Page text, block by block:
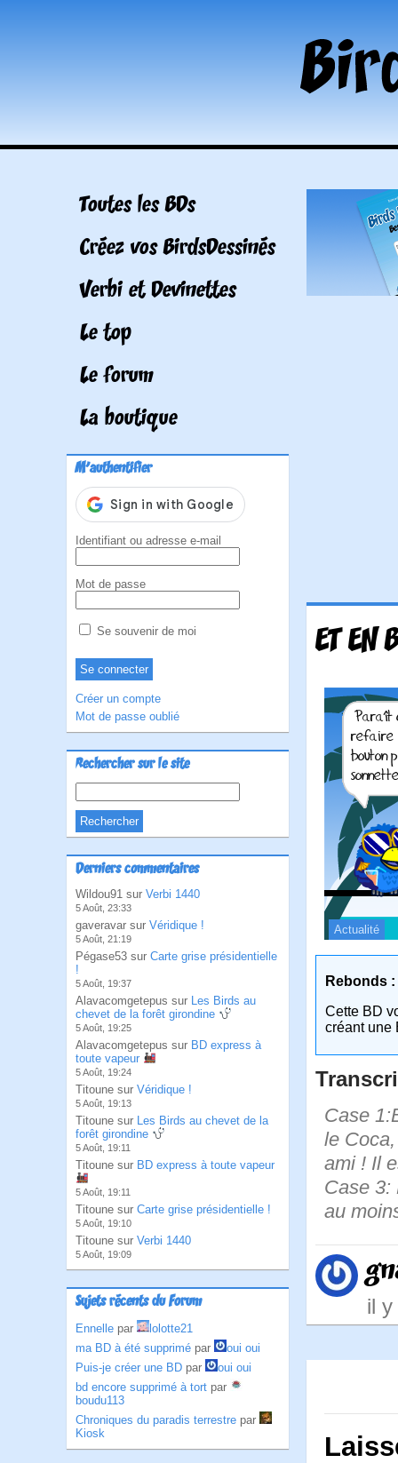
Toutes les BDs
Créez vos BirdsDessinés
Verbi et Devinettes
Le top
Le forum
La boutique
M'authentifier
Identifiant ou adresse e-mail
Mot de passe
Se souvenir de moi
Créer un compte
Mot de passe oublié
Rechercher sur le site
Derniers commentaires
Wildou91 sur Verbi 1440
5 Août, 23:33
gaveravar sur Véridique !
5 Août, 21:19
Pégase53 sur Carte grise présidentielle
!
5 Août, 19:37
Alavacomgetepus sur Les Birds au
chevet de la forêt girondine
5 Août, 19:25
Alavacomgetepus sur BD express à
toute vapeur
5 Août, 19:24
Titoune sur Véridique !
5 Août, 19:13
Titoune sur Les Birds au chevet de la
forêt girondine
5 Août, 19:11
Titoune sur BD express à toute vapeur
5 Août, 19:11
Titoune sur Carte grise présidentielle !
5 Août, 19:10
Titoune sur Verbi 1440
5 Août, 19:09
Sujets récents du Forum
Ennelle par
lolotte21
ma BD à été supprimé par
oui oui
Puis-je créer une BD par
oui oui
bd encore supprimé à tort par
boudu113
Chroniques du paradis terrestre par
Kiosk
ET EN
Actualité
Rebonds :
Cette BD
créant une
Case
le
ami ! Il
Case 3:
au
il y